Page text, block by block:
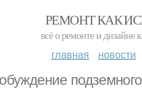
РЕМОНТ КАК
всё о ремонте и дизайне
главная новости